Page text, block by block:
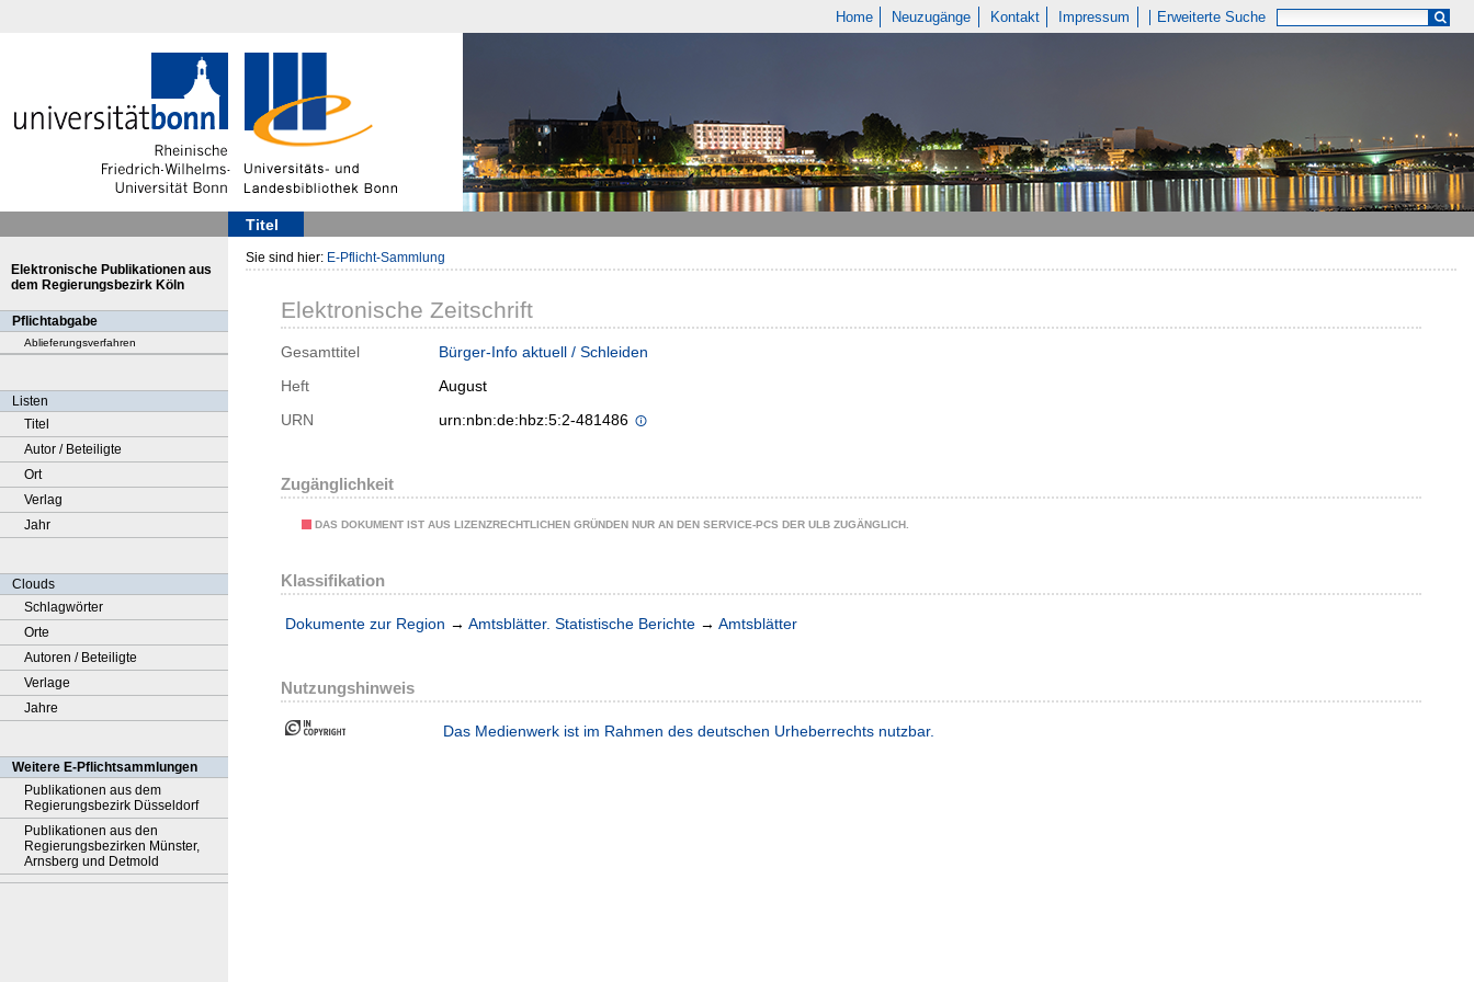
Home Neuzugänge Kontakt Impressum Erweiterte Suche
Titel
Elektronische Publikationen aus
dem Regierungsbezirk Köln
Pflichtabgabe
Ablieferungsverfahren
Listen
Titel
Autor / Beteiligte
Ort
Verlag
Jahr
Clouds
Schlagwörter
Orte
Autoren / Beteiligte
Verlage
Jahre
Weitere E-Pflichtsammlungen
Publikationen aus dem
Regierungsbezirk Düsseldorf
Publikationen aus den
Regierungsbezirken Münster,
Arnsberg und Detmold
Sie sind hier: E-Pflicht-Sammlung
Elektronische Zeitschrift
Gesamttitel
Bürger-Info aktuell / Schleiden
Heft
August
URN
urn:nbn:de:hbz:5:2-481486
Zugänglichkeit
DAS DOKUMENT IST AUS LIZENZRECHTLICHEN GRÜNDEN NUR AN DEN SERVICE-PCS DER ULB ZUGÄNGLICH.
Klassifikation
Dokumente zur Region → Amtsblätter. Statistische Berichte → Amtsblätter
Nutzungshinweis
Das Medienwerk ist im Rahmen des deutschen Urheberrechts nutzbar.